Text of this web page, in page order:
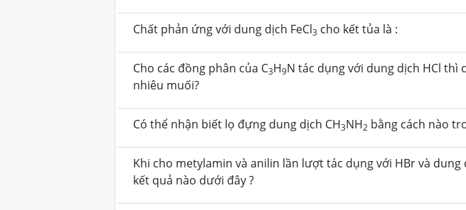
Chất phản ứng với dung dịch FeCl3 cho kết tủa là :
Cho các đồng phân của C3H9N tác dụng với dung dịch HCl thì
nhiêu muối?
Có thể nhận biết lọ đựng dung dịch CH3NH2 bằng cách nào
Khi cho metylamin và anilin lần lượt tác dụng với HBr và dung
kết quả nào dưới đây ?